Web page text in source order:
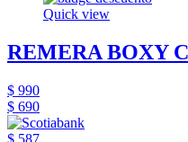
Quick view
REMERA BOXY
$ 990
$ 690